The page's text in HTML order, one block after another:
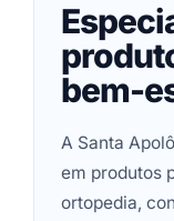
bem-
A Santa
em produtos
ortopedia,